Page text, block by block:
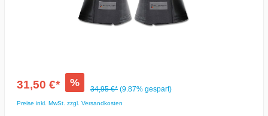
31,50 €* %
34,95 €* (9.87% gespart)
Preise inkl. MwSt. zzgl. Versandkosten